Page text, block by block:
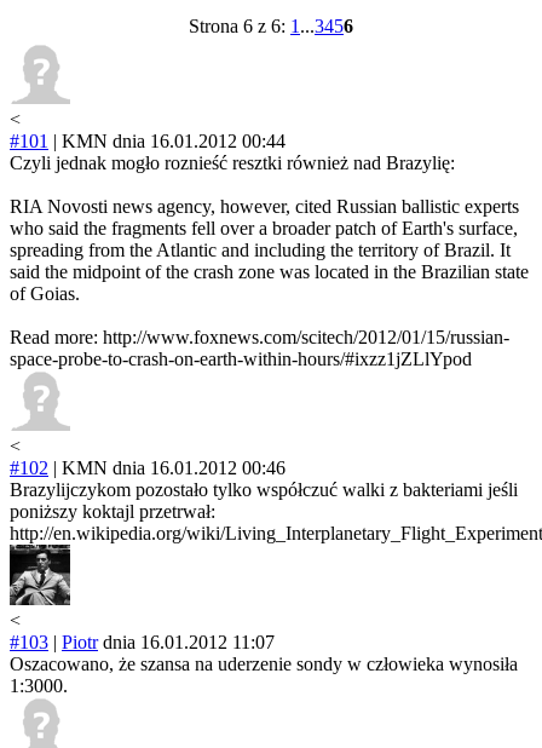
Strona 6 z 6: 1 ...3456
<
#101 | KMN dnia 16.01.2012 00:44
Czyli jednak mogło roznieść resztki również nad Brazylię:
RIA Novosti news agency, however, cited Russian ballistic experts
who said the fragments fell over a broader patch of Earth's surface,
spreading from the Atlantic and including the territory of Brazil. It
said the midpoint of the crash zone was located in the Brazilian state
of Goias.
Read more: http://www.foxnews.com/scitech/2012/01/15/russian-
space-probe-to-crash-on-earth-within-hours/#ixzz1jZLlYpod
<
#102 | KMN dnia 16.01.2012 00:46
Brazylijczykom pozostało tylko współczuć walki z bakteriami jeśli
poniższy koktajl przetrwał:
http://en.wikipedia.org/wiki/
<
#103 | Piotr dnia 16.01.2012 11:07
Oszacowano, że szansa na uderzenie sondy w człowieka wynosiła
1:3000.